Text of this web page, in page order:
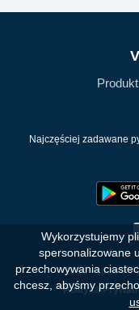
Najczęściej zadawane
Polityka
© 2010 - 2026
Wykorzystujemy
spersonalizowane
przechowywania
chcesz, abyśmy